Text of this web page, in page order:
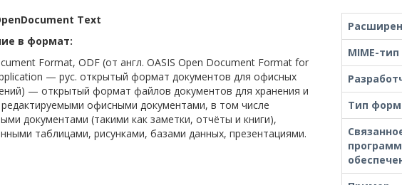
Text
в формат:
Format, ODF (от англ. OASIS Open Document Format for
— рус. открытый формат документов для офисных
— открытый формат файлов документов для хранения и
офисными документами, в том числе
документами (такими как заметки, отчёты и книги),
таблицами, рисунками, базами данных, презентациями.
MIME-тип
Тип